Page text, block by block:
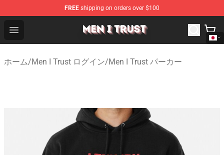
FREE shipping on orders over $100
Open menu
Men I Trust Shop - Official Men I Trust Merchandise Store
ホーム/Men I Trust ログイン/Men I Trust パーカー